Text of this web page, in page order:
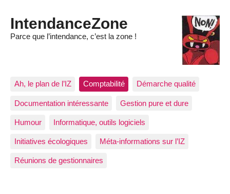
IntendanceZone
Parce que l’intendance, c’est la zone !
Ah, le plan de l’IZ Comptabilité Démarche qualité
Documentation intéressante Gestion pure et dure
Humour Informatique, outils logiciels
Initiatives écologiques Méta-informations sur l’IZ
Réunions de gestionnaires